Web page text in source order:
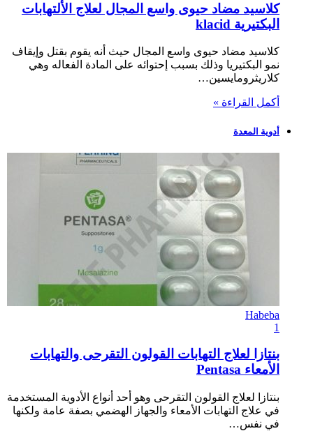
كلاسيد مضاد حيوى واسع المجال لعلاج الألتهابات
البكتيرية klacid
كلاسيد مضاد حيوى واسع المجال حيث أنه يقوم بقتل وإيقاف
نمو البكتيريا وذلك بسبب إحتوائه على المادة الفعاله وهي
كلاريثرومايسين…
أكمل القراءة »
أدوية المعدة
Habeba
1
بنتازا لعلاج التهابات القولون التقرحى والتهابات
الأمعاء Pentasa
بنتازا لعلاج القولون التقرحى وهو أحد أنواع الأدوية المستخدمة
في علاج التهابات الأمعاء والجهاز الهضمي بصفة عامة ولكنها
في نفس…